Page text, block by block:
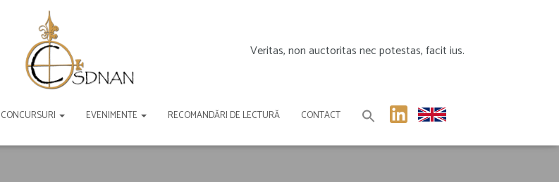
Veritas, non auctoritas nec potestas, facit ius.
EVENIMENTE RECOMANDĂRI DE LECTURĂ CONTACT